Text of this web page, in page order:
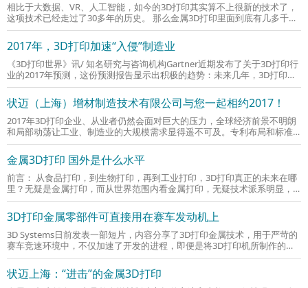
相比于大数据、VR、人工智能，如今的3D打印其实算不上很新的技术了，
这项技术已经走过了30多年的历史。 那么金属3D打印里面到底有几多千
秋？不同的金属3D打印技术又在打印材料和
2017年，3D打印加速“入侵”制造业
《3D打印世界》讯/ 知名研究与咨询机构Gartner近期发布了关于3D打印行
业的2017年预测，这份预测报告显示出积极的趋势：未来几年，3D打印将
在各大应用领域中获得持续发展与增长。 报
状迈（上海）增材制造技术有限公司与您一起相约2017！
2017年3D打印企业、从业者仍然会面对巨大的压力，全球经济前景不明朗
和局部动荡让工业、制造业的大规模需求显得遥不可及。专利布局和标准
化的进展，将为3D打印行业创造更适于发
金属3D打印 国外是什么水平
前言： 从食品打印，到生物打印，再到工业打印，3D打印真正的未来在哪
里？无疑是金属打印，而从世界范围内看金属打印，无疑技术派系明显，
可谓是一个国家制造业的大生态圈影响
3D打印金属零部件可直接用在赛车发动机上
3D Systems日前发表一部短片，内容分享了3D打印金属技术，用于严苛的
赛车竞速环境中，不仅加速了开发的进程，即便是将3D打印机所制作的零
件，直接用于全速奔驰的赛车上，也丝毫没
状迈上海：“进击”的金属3D打印